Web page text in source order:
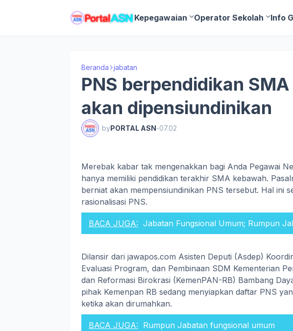
Kepegawaian Operator Sekolah Info
Beranda jabatan
PNS berpendidikan
akan dipensiundinikan
byPORTAL ASN-07.02
Merebak kabar tak mengenakkan bagi Anda Pegawai
hanya memiliki pendidikan terakhir SMA kebawah.
berniat akan mempensiundinikan PNS tersebut. Hal ini
rasionalisasi PNS.
BACA JUGA: Jabatan Fungsional Umum; Rumpun
Dilansir dari jawapos.com Asisten Deputi (Asdep)
Evaluasi Program, dan Pembinaan SDM Kementerian
dan Reformasi Birokrasi (KemenPAN-RB) Bambang
pihak Kemenpan RB sedang menyiapkan daftar PNS
ketika akan dirumahkan.
BACA JUGA: Rumpun Jabatan fungsional umum